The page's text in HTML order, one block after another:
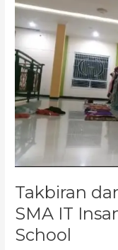
Takbiran
SMA IT
School